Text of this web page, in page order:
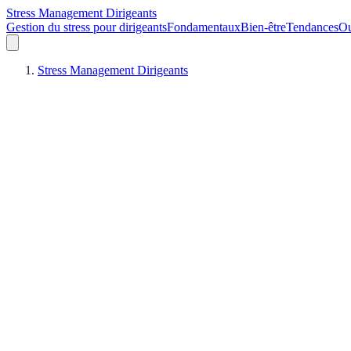
Stress Management Dirigeants
Gestion du stress pour dirigeantsFondamentauxBien-êtreTendances
Stress Management Dirigeants